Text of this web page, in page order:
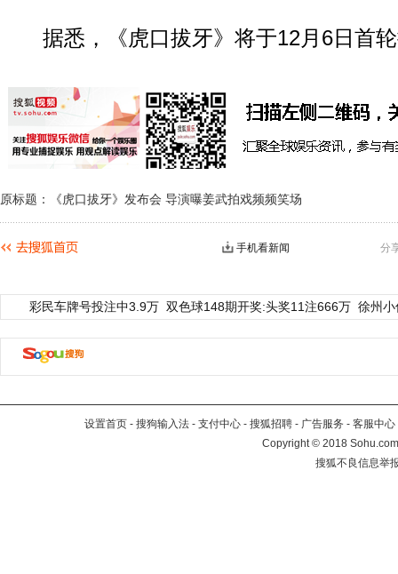
据悉，《虎口拔牙》将于12月6日首轮
原标题：《虎口拔牙》发布会 导演曝姜武拍戏频频笑场
分
手机看新闻
彩民车牌号投注中3.9万 双色球148期开奖:头奖11注666万 徐州
设置首页 - 搜狗输入法 - 支付中心 - 搜狐招聘 - 广告服务 - 客服中心
Copyright©2018
搜狐不良信息举